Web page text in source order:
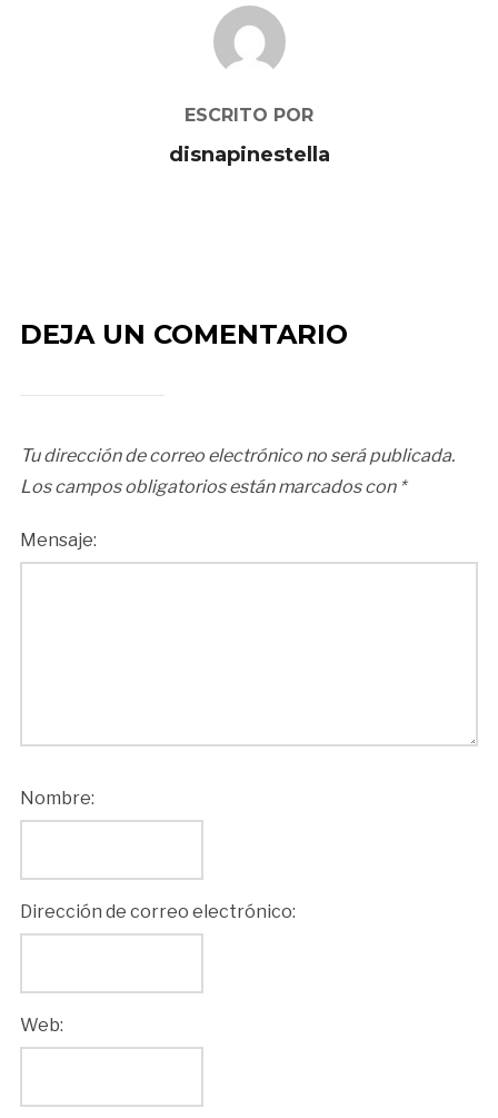
AUTOR DE LA PUBLICACIÓN
ESCRITO POR
disnapinestella
DEJA UN COMENTARIO
Tu dirección de correo electrónico no será publicada.
Los campos obligatorios están marcados con *
Mensaje:
Nombre:
Dirección de correo electrónico:
Web: